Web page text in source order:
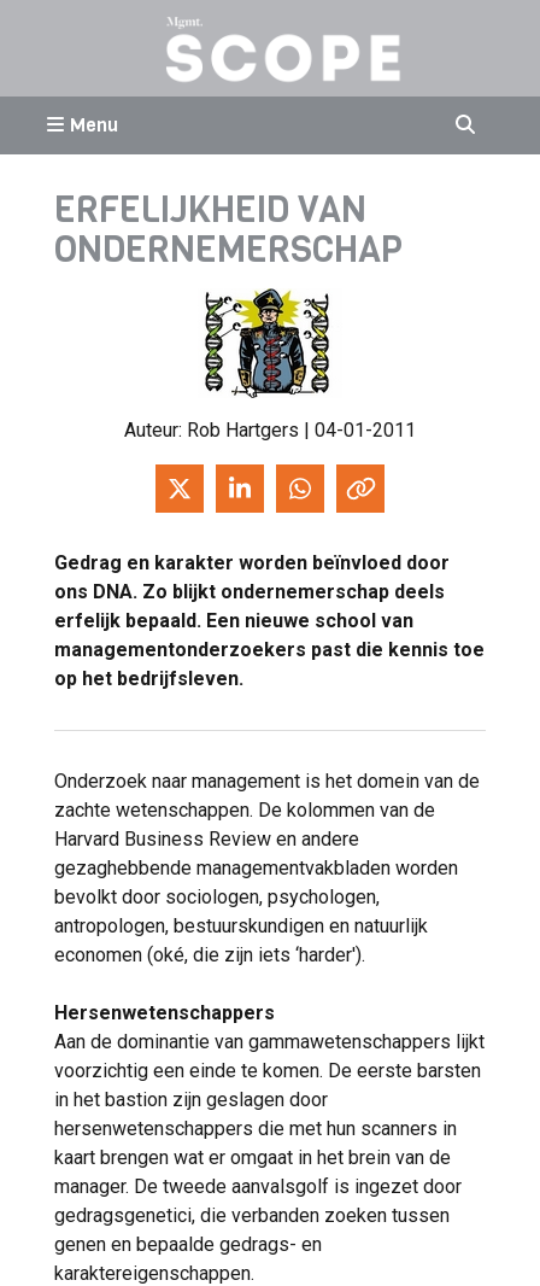
Menu
ERFELIJKHEID VAN
ONDERNEMERSCHAP
Auteur: Rob Hartgers | 04-01-2011
Gedrag en karakter worden beïnvloed door
ons DNA. Zo blijkt ondernemerschap deels
erfelijk bepaald. Een nieuwe school van
managementonderzoekers past die kennis toe
op het bedrijfsleven.
Onderzoek naar management is het domein van de
zachte wetenschappen. De kolommen van de
Harvard Business Review en andere
gezaghebbende managementvakbladen worden
bevolkt door sociologen, psychologen,
antropologen, bestuurskundigen en natuurlijk
economen (oké, die zijn iets ‘harder').
Hersenwetenschappers
Aan de dominantie van gammawetenschappers lijkt
voorzichtig een einde te komen. De eerste barsten
in het bastion zijn geslagen door
hersenwetenschappers die met hun scanners in
kaart brengen wat er omgaat in het brein van de
manager. De tweede aanvalsgolf is ingezet door
gedragsgenetici, die verbanden zoeken tussen
genen en bepaalde gedrags- en
karaktereigenschappen.